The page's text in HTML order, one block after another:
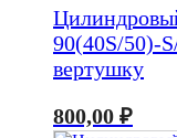
90(40S/50)-
вертушку
800,00 ₽